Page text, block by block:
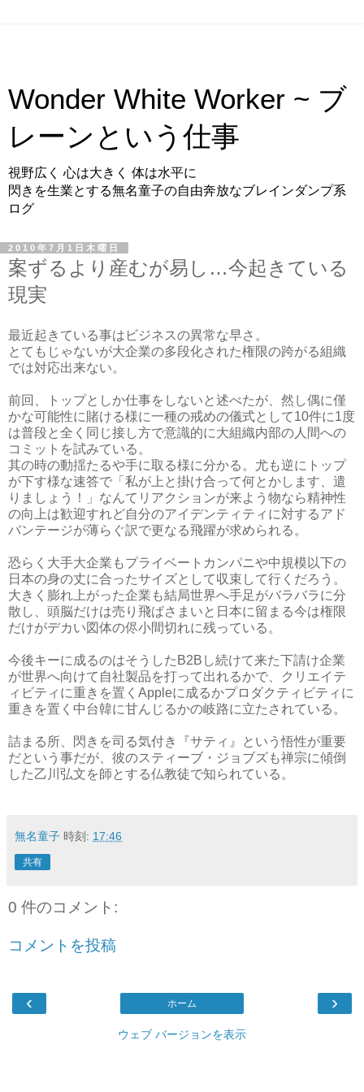
Wonder White Worker ~ ブ
レーンという仕事
視野広く 心は大きく 体は水平に
閃きを生業とする無名童子の自由奔放なブレインダンプ系
ログ
2010年7月1日木曜日
案ずるより産むが易し…今起きている
現実
最近起きている事はビジネスの異常な早さ。
とてもじゃないが大企業の多段化された権限の跨がる組織
では対応出来ない。
前回、トップとしか仕事をしないと述べたが、然し偶に僅
かな可能性に賭ける様に一種の戒めの儀式として10件に1度
は普段と全く同じ接し方で意識的に大組織内部の人間への
コミットを試みている。
其の時の動揺たるや手に取る様に分かる。尤も逆にトップ
が下す様な速答で「私が上と掛け合って何とかします、遣
りましょう！」なんてリアクションが来よう物なら精神性
の向上は歓迎すれど自分のアイデンティティに対するアド
バンテージが薄らぐ訳で更なる飛躍が求められる。
恐らく大手大企業もプライベートカンパニや中規模以下の
日本の身の丈に合ったサイズとして収束して行くだろう。
大きく膨れ上がった企業も結局世界へ手足がバラバラに分
散し、頭脳だけは売り飛ばさまいと日本に留まる今は権限
だけがデカい図体の侭小間切れに残っている。
今後キーに成るのはそうしたB2Bし続けて来た下請け企業
が世界へ向けて自社製品を打って出れるかで、クリエイテ
ィビティに重きを置くAppleに成るかプロダクティビティに
重きを置く中台韓に甘んじるかの岐路に立たされている。
詰まる所、閃きを司る気付き『サティ』という悟性が重要
だという事だが、彼のスティーブ・ジョブズも禅宗に傾倒
した乙川弘文を師とする仏教徒で知られている。
無名童子 時刻: 17:46
共有
0 件のコメント:
コメントを投稿
‹ ›
ホーム
ウェブ バージョンを表示